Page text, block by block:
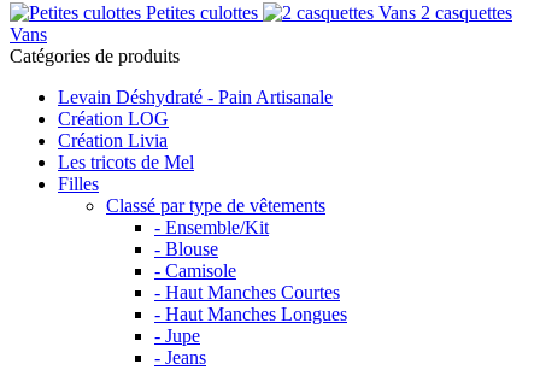
Petites culottes
2 casquettes
Vans
Catégories de produits
Levain Déshydraté - Pain Artisanale
Création LOG
Création Livia
Les tricots de Mel
Filles
Classé par type de vêtements
- Ensemble/Kit
- Blouse
- Camisole
- Haut Manches Courtes
- Haut Manches Longues
- Jupe
- Jeans